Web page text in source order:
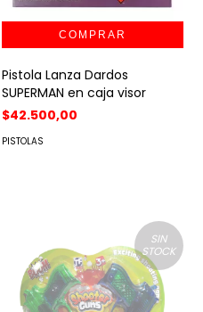
Pistola Lanza Dardos
SUPERMAN en caja visor
$42.500,00
PISTOLAS
SIN
STOCK